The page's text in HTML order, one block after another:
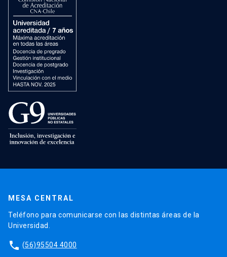
MESA CENTRAL
Teléfono para comunicarse con las distintas áreas de la
Universidad.
phone (56)95504 4000